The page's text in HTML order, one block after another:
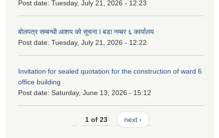
Post date: Tuesday, July 21, 2026 - 12:23
बोलपत्र सम्बन्धी आशय को सूचना l बडा नम्बर ६ कार्यालय
Post date: Tuesday, July 21, 2026 - 12:22
Invitation for sealed quotation for the construction of ward 6
office building
Post date: Saturday, June 13, 2026 - 15:12
1 of 23 next ›